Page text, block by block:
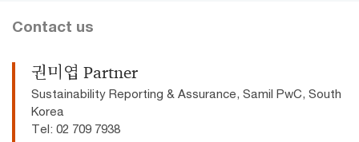
Contact us
권미엽 Partner
Sustainability Reporting & Assurance, Samil PwC, South
Korea
Tel: 02 709 7938